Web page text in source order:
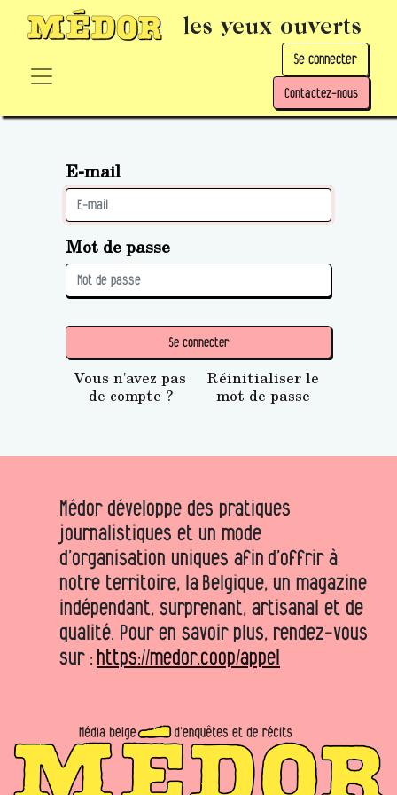
les yeux ouverts
Se connecter
Contactez-nous
E-mail
Mot de passe
Se connecter
Vous n'avez pas
de compte ?
Réinitialiser le
mot de passe
Médor développe des pratiques
journalistiques et un mode
d’organisation uniques afin d’offrir à
notre territoire, la Belgique, un magazine
indépendant, surprenant, artisanal et de
qualité. Pour en savoir plus, rendez-vous
sur : https://medor.coop/appel